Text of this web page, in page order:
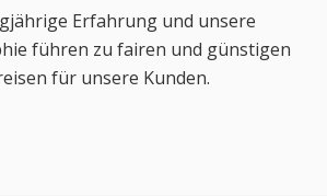
Erfahrung und unsere
führen zu fairen und günstigen
für unsere Kunden.